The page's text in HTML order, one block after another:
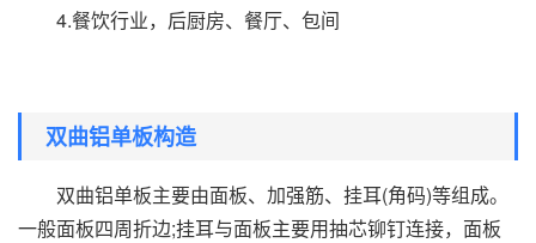
4.餐饮行业，后厨房、餐厅、包间
双曲铝单板构造
双曲铝单板主要由面板、加强筋、挂耳(角码)等组成。
一般面板四周折边;挂耳与面板主要用抽芯铆钉连接，面板